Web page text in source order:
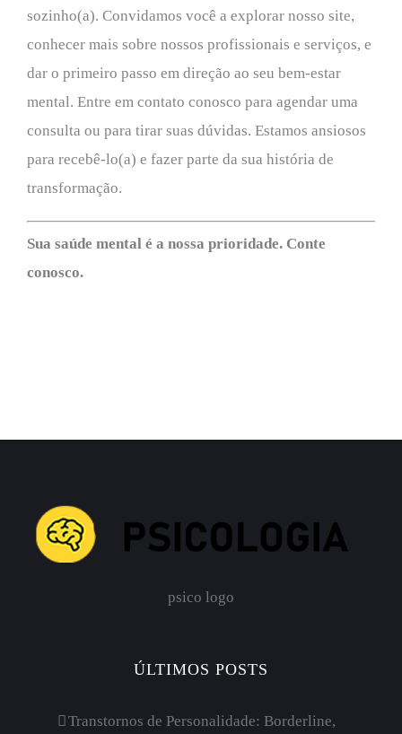
sozinho(a). Convidamos você a explorar nosso site,
conhecer mais sobre nossos profissionais e serviços, e
dar o primeiro passo em direção ao seu bem-estar
mental. Entre em contato conosco para agendar uma
consulta ou para tirar suas dúvidas. Estamos ansiosos
para recebê-lo(a) e fazer parte da sua história de
transformação.
Sua saúde mental é a nossa prioridade. Conte
conosco.
psico logo
ÚLTIMOS POSTS
Transtornos de Personalidade: Borderline,